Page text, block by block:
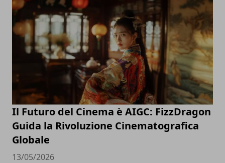
Il Futuro del Cinema è AIGC: FizzDragon
Guida la Rivoluzione Cinematografica
Globale
13/05/2026